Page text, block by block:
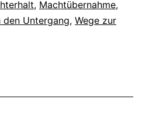
, Machtübernahme,
den Untergang, Wege zur